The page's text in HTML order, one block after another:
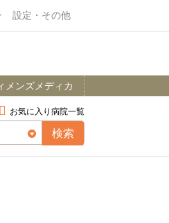
設定・その他
メンズメディカ
お気に入り病院一覧